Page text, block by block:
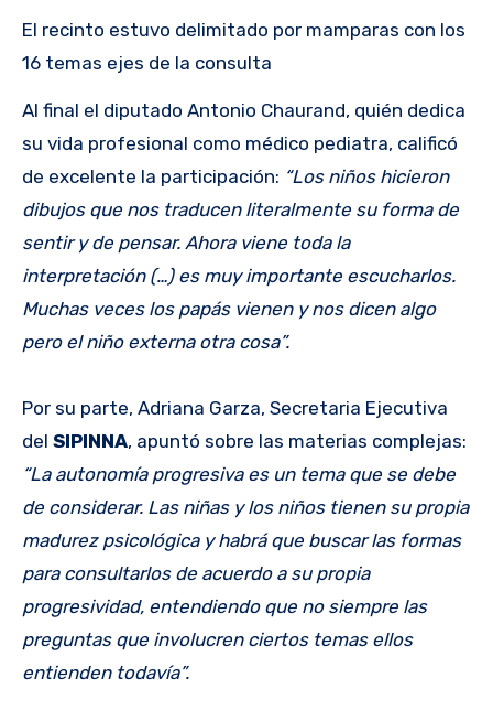
El recinto estuvo delimitado por mamparas con los
16 temas ejes de la consulta
Al final el diputado Antonio Chaurand, quién dedica
su vida profesional como médico pediatra, calificó
de excelente la participación: “Los niños hicieron
dibujos que nos traducen literalmente su forma de
sentir y de pensar. Ahora viene toda la
interpretación (…) es muy importante escucharlos.
Muchas veces los papás vienen y nos dicen algo
pero el niño externa otra cosa”.
Por su parte, Adriana Garza, Secretaria Ejecutiva
del SIPINNA, apuntó sobre las materias complejas:
“La autonomía progresiva es un tema que se debe
de considerar. Las niñas y los niños tienen su propia
madurez psicológica y habrá que buscar las formas
para consultarlos de acuerdo a su propia
progresividad, entendiendo que no siempre las
preguntas que involucren ciertos temas ellos
entienden todavía”.